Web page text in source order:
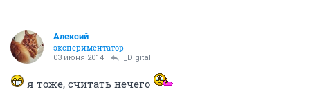
Алексий
экспериментатор
03 июня 2014 _Digital
я тоже, считать нечего